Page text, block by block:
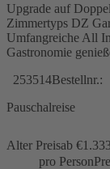
Upgrade auf
Zimmertyps DZ
Umfangreiche All
Gastronomie
253514Bestellnr.:
Pauschalreise
Alter Preisab €
pro Person